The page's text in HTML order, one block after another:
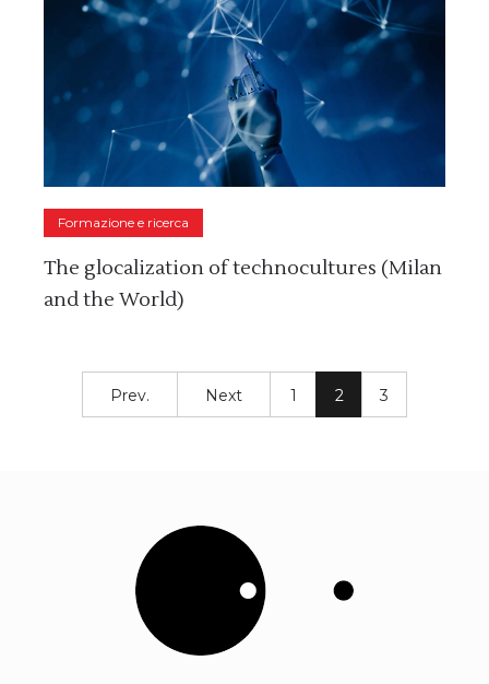
Formazione e ricerca
The glocalization of technocultures (Milan
and the World)
Prev. Next 1 2 3